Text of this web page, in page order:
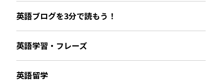
英語ブログを3分で読もう！
英語学習・フレーズ
英語留学